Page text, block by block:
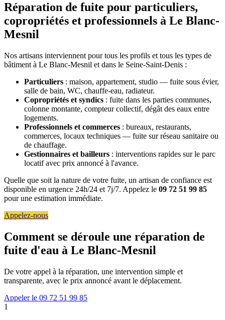
Réparation de fuite pour particuliers,
copropriétés et professionnels à Le Blanc-
Mesnil
Nos artisans interviennent pour tous les profils et tous les types de
bâtiment à Le Blanc-Mesnil et dans le Seine-Saint-Denis :
Particuliers : maison, appartement, studio — fuite sous évier,
salle de bain, WC, chauffe-eau, radiateur.
Copropriétés et syndics : fuite dans les parties communes,
colonne montante, compteur collectif, dégât des eaux entre
logements.
Professionnels et commerces : bureaux, restaurants,
commerces, locaux techniques — fuite sur réseau sanitaire ou
de chauffage.
Gestionnaires et bailleurs : interventions rapides sur le parc
locatif avec prix annoncé à l'avance.
Quelle que soit la nature de votre fuite, un artisan de confiance est
disponible en urgence 24h/24 et 7j/7. Appelez le 09 72 51 99 85
pour une estimation immédiate.
Appelez-nous
Comment se déroule une réparation de
fuite d'eau à Le Blanc-Mesnil
De votre appel à la réparation, une intervention simple et
transparente, avec le prix annoncé avant le déplacement.
Appeler le 09 72 51 99 85
1